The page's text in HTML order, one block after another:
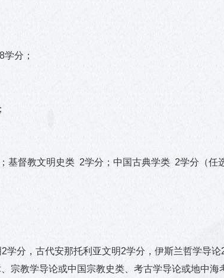
8学分；
基督教文明史类 2学分；中国古典学类 2学分（任
分，古代安那托利亚文明2学分，伊斯兰哲学导论
宗教学导论或中国宗教史类、考古学导论或地中海